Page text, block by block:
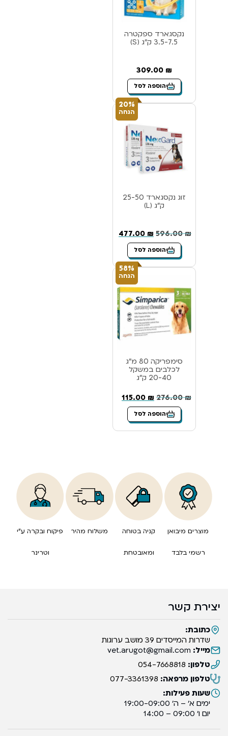
נקסגארד ספקטרה
3.5-7.5 ק”ג (S)
309.00 ₪
הוספה לסל
20%
הנחה
זוג נקסגארד 25-50
ק”ג (L)
596.00₪
477.00 ₪
הוספה לסל
58%
הנחה
סימפריקה 80 מ”ג
לכלבים במשקל
20-40 ק”ג
276.00₪
115.00 ₪
הוספה לסל
מוצרים מיבואן
רשמי בלבד
קניה בטוחה
ומאובטחת
משלוח מהיר פיקוח ובקרה ע”י
וטרינר
יצירת קשר
כתובת:
שדרות המייסדים 39 מושב ערוגות
מייל: vet.arugot@gmail.com
טלפון: 054-7668818
טלפון מרפאה: 077-3361398
שעות פעילות:
ימים א’ – ה’ 19:00-09:00
יום ו’ 09:00 – 14:00